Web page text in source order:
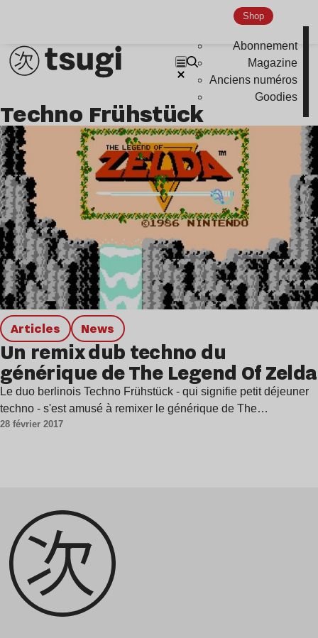
Shop
Abonnement
Magazine
Anciens numéros
Goodies
Indie
Techno Frühstück
Articles news
Un remix dub techno du
générique de The Legend Of Zelda
Le duo berlinois Techno Frühstück - qui signifie petit déjeuner
techno - s'est amusé à remixer le générique de The…
28 février 2017